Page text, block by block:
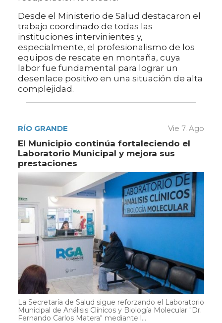
Desde el Ministerio de Salud destacaron el
trabajo coordinado de todas las
instituciones intervinientes y,
especialmente, el profesionalismo de los
equipos de rescate en montaña, cuya
labor fue fundamental para lograr un
desenlace positivo en una situación de alta
complejidad.
RÍO GRANDE Vie 7. Ago
El Municipio continúa fortaleciendo el
Laboratorio Municipal y mejora sus
prestaciones
La Secretaría de Salud sigue reforzando el Laboratorio
Municipal de Análisis Clínicos y Biología Molecular "Dr.
Fernando Carlos Matera" mediante l...